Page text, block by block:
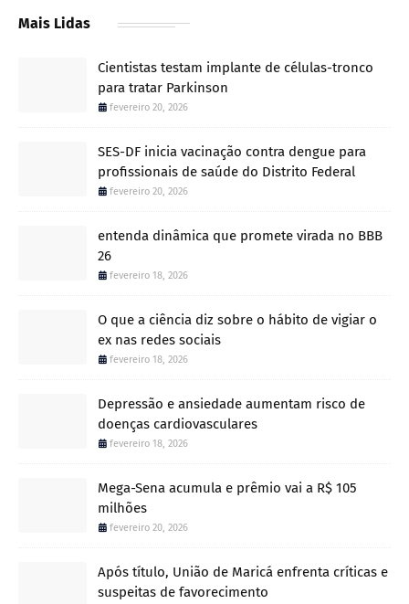
Mais Lidas
Cientistas testam implante de células-tronco
para tratar Parkinson
fevereiro 20, 2026
SES-DF inicia vacinação contra dengue para
profissionais de saúde do Distrito Federal
fevereiro 20, 2026
entenda dinâmica que promete virada no BBB
26
fevereiro 18, 2026
O que a ciência diz sobre o hábito de vigiar o
ex nas redes sociais
fevereiro 18, 2026
Depressão e ansiedade aumentam risco de
doenças cardiovasculares
fevereiro 18, 2026
Mega-Sena acumula e prêmio vai a R$ 105
milhões
fevereiro 20, 2026
Após título, União de Maricá enfrenta críticas e
suspeitas de favorecimento